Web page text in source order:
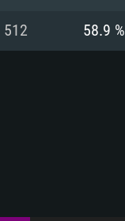
512 58.9 %